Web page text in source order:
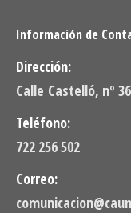
Información de
Dirección:
Calle Castelló, nº
Teléfono:
722 256 502
Correo: